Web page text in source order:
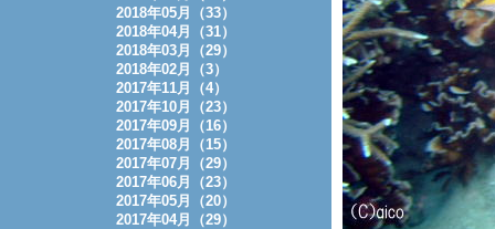
2018年05月（33）
2018年04月（31）
2018年03月（29）
2018年02月（3）
2017年11月（4）
2017年10月（23）
2017年09月（16）
2017年08月（15）
2017年07月（29）
2017年06月（23）
2017年05月（20）
2017年04月（29）